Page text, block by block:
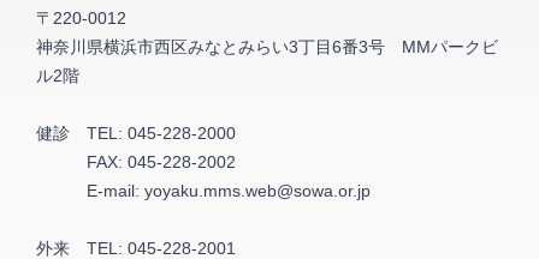
〒220-0012
神奈川県横浜市西区みなとみらい3丁目6番3号 MMパークビ
ル2階
健診 TEL:045-228-2000
FAX:045-228-2002
E-mail:yoyaku.mms.web@sowa.or.jp
外来 TEL:045-228-2001